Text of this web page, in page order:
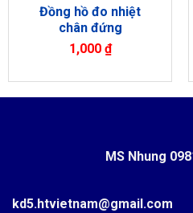
Đồng hồ đo nhiệt
chân đứng
1,000 ₫
MS Nhung
kd5.htvietnam@gmail.com